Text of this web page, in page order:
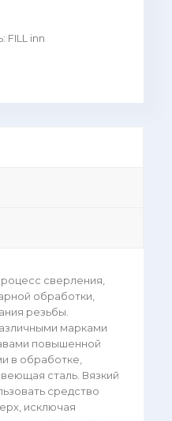
: FILL inn
сверления,
обработки,
резьбы.
марками
повышенной
в обработке,
сталь. Вязкий
средство
исключая